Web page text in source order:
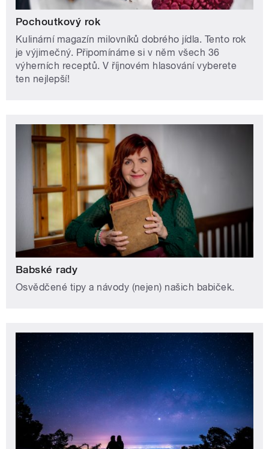
Pochoutkový rok
Kulinární magazín milovníků dobrého jídla. Tento rok
je výjimečný. Připomínáme si v něm všech 36
výherních receptů. V říjnovém hlasování vyberete
ten nejlepší!
Babské rady
Osvědčené tipy a návody (nejen) našich babiček.